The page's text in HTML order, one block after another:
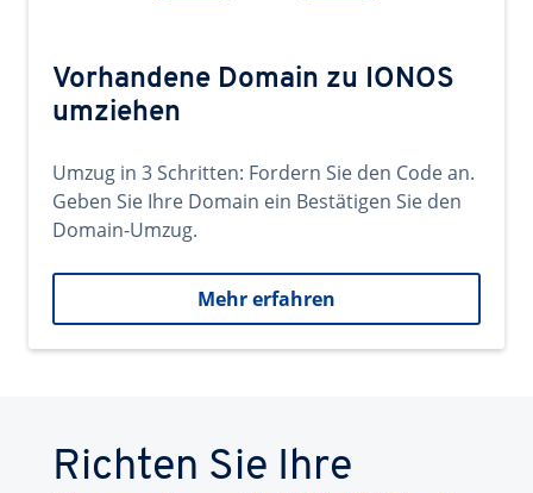
Vorhandene Domain zu IONOS
umziehen
Umzug in 3 Schritten: Fordern Sie den Code an.
Geben Sie Ihre Domain ein Bestätigen Sie den
Domain-Umzug.
Mehr erfahren
Richten Sie Ihre